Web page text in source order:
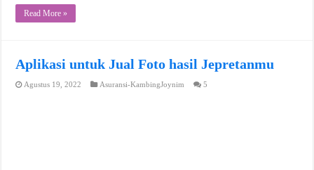
Read More »
Aplikasi untuk Jual Foto hasil Jepretanmu
Agustus 19, 2022 Asuransi-KambingJoynim 5